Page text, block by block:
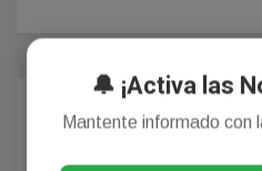
Comentarios
🔔 ¡Activa las
Mantente informado con